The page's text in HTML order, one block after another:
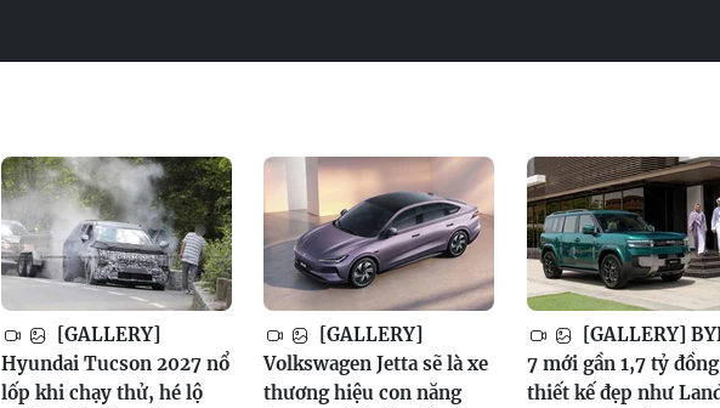
[GALLERY]
Hyundai Tucson 2027 nổ
lốp khi chạy thử, hé lộ
[GALLERY]
Volkswagen Jetta sẽ là xe
thương hiệu con năng
[GALLERY]
7 mới gần 1,7 tỷ
thiết kế đẹp như